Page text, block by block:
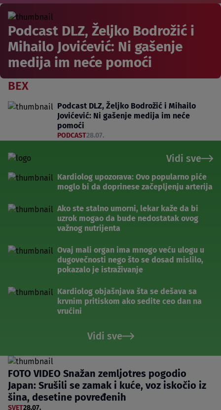
Podcast DLZ, Željko Bodrožić i
Mihailo Jovićević: Ni gašenje
medija im neće pomoći
BEX
Podcast DLZ, Željko Bodrožić i Mihailo
Jovićević: Ni gašenje medija im neće
pomoći
PODCAST28.07.
Vidi sve
Kardiolog upozorava: Ovo popularno piće
moglo bi da doprinese začepljenju arterija
Ako ste stalno umorni, lekar kaže da bi
uzrok mogao da bude nedostatak ovog
važnog nutrijenta
Ovaj mali organ ima mnogo veću ulogu u
dugovečnosti nego što se dosad mislilo,
pokazalo je istraživanje
Kardiolog objašnjava šta se dešava sa
krvnim pritiskom ako sedite ceo dan na
vrućini
Vidi sve
FOTO VIDEO Snažan zemljotres pogodio
Japan: Srušili se zamak i kuće, voz iskočio iz
šina, desetine povređenih
SVET28.07.